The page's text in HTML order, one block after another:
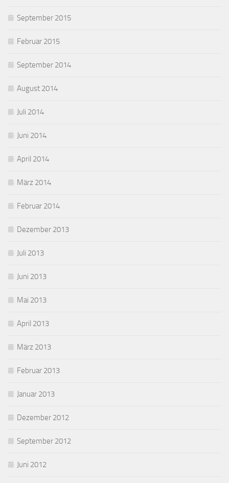
September 2015
Februar 2015
September 2014
August 2014
Juli 2014
Juni 2014
April 2014
März 2014
Februar 2014
Dezember 2013
Juli 2013
Juni 2013
Mai 2013
April 2013
März 2013
Februar 2013
Januar 2013
Dezember 2012
September 2012
Juni 2012